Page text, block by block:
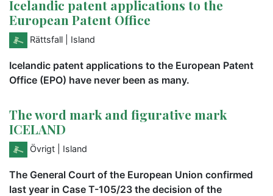
Icelandic patent applications to the
European Patent Office
Rättsfall | Island
Icelandic patent applications to the European Patent
Office (EPO) have never been as many.
The word mark and figurative mark
ICELAND
Övrigt | Island
The General Court of the European Union confirmed
last year in Case T-105/23 the decision of the